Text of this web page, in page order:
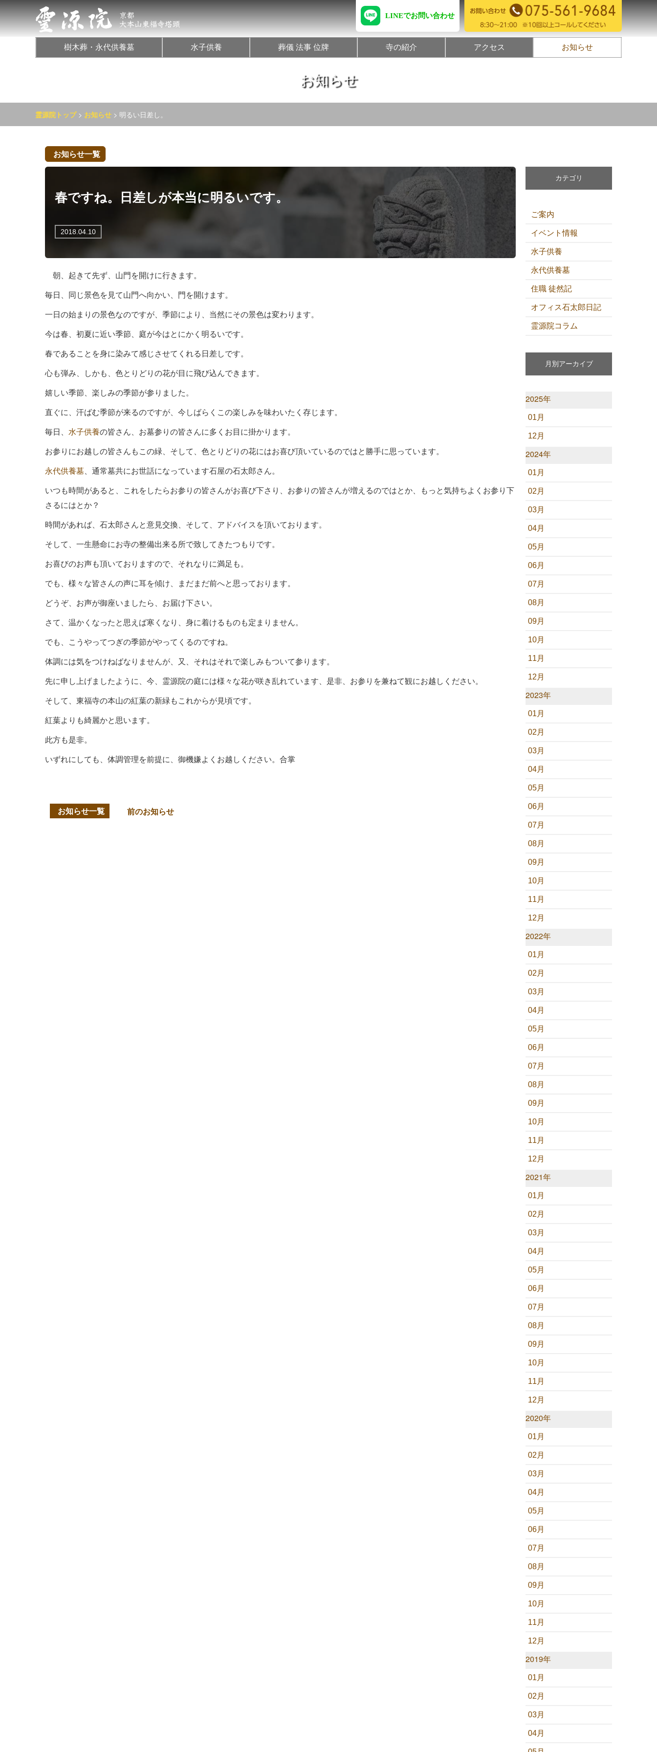
LINEでお問い合わせ
樹木葬・永代供養墓 水子供養 葬儀 法事 位牌 寺の紹介 アクセス お知らせ
お知らせ
霊源院トップ> お知らせ > 明るい日差し。
お知らせ一覧
春ですね。日差しが本当に明るいです。
2018.04.10
朝、起きて先ず、山門を開けに行きます。
毎日、同じ景色を見て山門へ向かい、門を開けます。
一日の始まりの景色なのですが、季節により、当然にその景色は変わります。
今は春、初夏に近い季節、庭が今はとにかく明るいです。
春であることを身に染みて感じさせてくれる日差しです。
心も弾み、しかも、色とりどりの花が目に飛び込んできます。
嬉しい季節、楽しみの季節が参りました。
直ぐに、汗ばむ季節が来るのですが、今しばらくこの楽しみを味わいたく存じます。
毎日、 水子供養の皆さん、お墓参りの皆さんに多くお目に掛かります。
お参りにお越しの皆さんもこの緑、そして、色とりどりの花にはお喜び頂いているのではと勝手に思っています。
永代供養墓、通常墓共にお世話になっています石屋の石太郎さん。
いつも時間があると、これをしたらお参りの皆さんがお喜び下さり、お参りの皆さんが増えるのではとか、もっと気持ちよくお参り下
さるにはとか？
時間があれば、石太郎さんと意見交換、そして、アドバイスを頂いております。
そして、一生懸命にお寺の整備出来る所で致してきたつもりです。
お喜びのお声も頂いておりますので、それなりに満足も。
でも、様々な皆さんの声に耳を傾け、まだまだ前へと思っております。
どうぞ、お声が御座いましたら、お届け下さい。
さて、温かくなったと思えば寒くなり、身に着けるものも定まりません。
でも、こうやってつぎの季節がやってくるのですね。
体調には気をつけねばなりませんが、又、それはそれで楽しみもついて参ります。
先に申し上げましたように、今、霊源院の庭には様々な花が咲き乱れています、是非、お参りを兼ねて観にお越しください。
そして、東福寺の本山の紅葉の新緑もこれからが見頃です。
紅葉よりも綺麗かと思います。
此方も是非。
いずれにしても、体調管理を前提に、御機嫌よくお越しください。合掌
お知らせ一覧 前のお知らせ
カテゴリ
ご案内
イベント情報
水子供養
永代供養墓
住職 徒然記
オフィス石太郎日記
霊源院コラム
月別アーカイブ
2025年
01月
12月
2024年
01月
02月
03月
04月
05月
06月
07月
08月
09月
10月
11月
12月
2023年
01月
02月
03月
04月
05月
06月
07月
08月
09月
10月
11月
12月
2022年
01月
02月
03月
04月
05月
06月
07月
08月
09月
10月
11月
12月
2021年
01月
02月
03月
04月
05月
06月
07月
08月
09月
10月
11月
12月
2020年
01月
02月
03月
04月
05月
06月
07月
08月
09月
10月
11月
12月
2019年
01月
02月
03月
04月